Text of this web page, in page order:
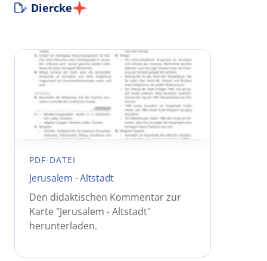
Diercke
PDF-DATEI
Jerusalem - Altstadt
Den didaktischen Kommentar zur
Karte "Jerusalem - Altstadt"
herunterladen.